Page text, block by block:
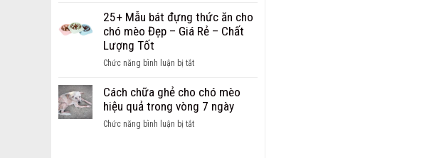
bạn
khởi
nghiệp
cho
chó
được
người
mua
nhất
Mẫu
vòng
chó
giống
chó
có
25+ Mẫu bát đựng thức ăn cho
chó mèo Đẹp – Giá Rẻ – Chất
Lượng Tốt
Chức năng bình luận bị tắtở
Mẫu
bát
thức
Cách chữa ghẻ cho chó mèo
hiệu quả trong vòng 7 ngày
Chức năng bình luận bị tắtở